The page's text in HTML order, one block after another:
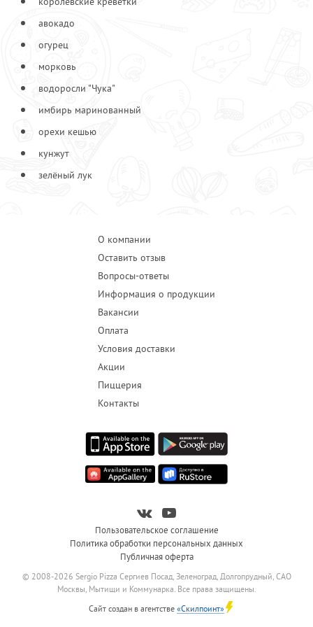
Лук фри
Морковь
Огурец
Соус "Спайс"
авокадо
огурец
морковь
водоросли "Чука"
имбирь маринованный
орехи кешью
кунжут
зелёный лук
О компании
Оставить отзыв
Вопросы-ответы
Информация о продукции
Вакансии
Оплата
Условия доставки
Акции
Пиццерия
Контакты
Пользовательское соглашение
Политика обработки персональных данных
Публичная оферта
© 2008-2026 Sergio Pizza Сергиев Посад, Зеленоград, Долгопрудный, САО
Москвы, Мытищи и Коммунарка. Все права защищены.
Сайт создан в агентстве «Скилпоинт»